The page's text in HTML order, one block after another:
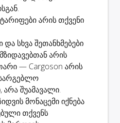
არის თქვენი
სხვა შეთანხმებები
არის
— Cargoson არის
არა შუამავალი.
მონაცემი იქნება
თქვენს